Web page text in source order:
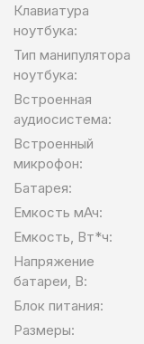
Клавиатура
ноутбука:
Тип манипулятора
ноутбука:
Встроенная
аудиосистема:
Встроенный
микрофон:
Батарея:
Емкость мАч:
Емкость, Вт*ч:
Напряжение
батареи, В:
Блок питания:
Размеры: